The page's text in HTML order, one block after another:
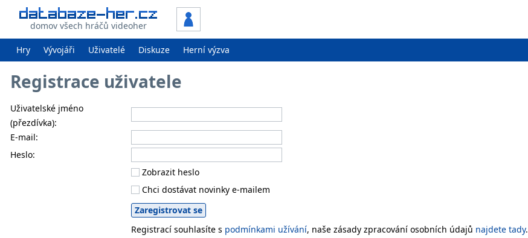
domov všech hráčů videoher
Hry Vývojáři Uživatelé Diskuze Herní výzva
Registrace uživatele
Uživatelské jméno
(přezdívka):
E-mail:
Heslo:
Zobrazit heslo
Chci dostávat novinky e-mailem
Registrací souhlasíte s podmínkami užívání, naše zásady zpracování osobních údajů najdete tady.